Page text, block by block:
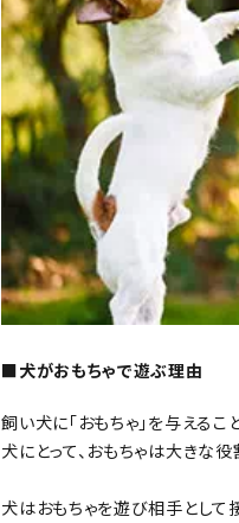
■犬がおもちゃで遊ぶ理由
飼い犬に「おもちゃ」を与える
犬にとって、おもちゃは大きな役
犬はおもちゃを遊び相手として